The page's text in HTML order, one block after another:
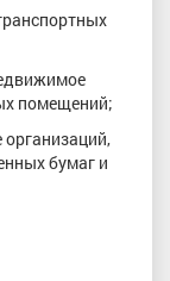
помещений;
бумаг и